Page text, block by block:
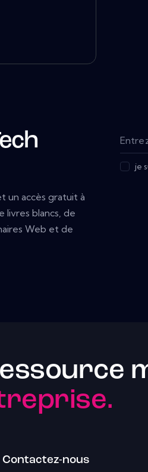
un accès gratuit à
blancs, de
Web et de
je
Contactez-nous